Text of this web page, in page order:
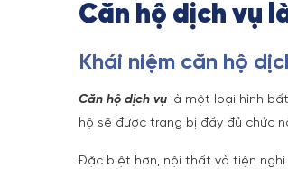
Căn hộ dịch vụ
Khái niệm căn hộ
Căn hộ dịch vụ là một loại hình
hộ sẽ được trang bị đầy đủ chức
Đặc biệt hơn, nội thất và tiện nghi